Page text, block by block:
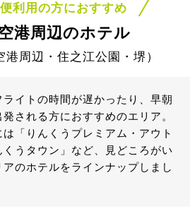
利用の方におすすめ
港周辺のホテル
周辺・住之江公園・堺）
イトの時間が遅かったり、早朝
される方におすすめのエリア。
「りんくうプレミアム・アウト
うタウン」など、見どころがい
のホテルをラインナップしまし